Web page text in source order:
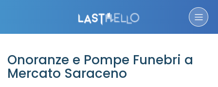
Onoranze e Pompe Funebri a
Mercato Saraceno